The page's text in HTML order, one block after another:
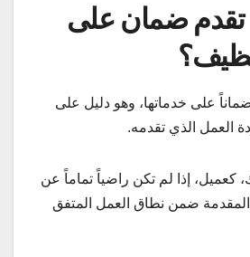
تقدم ضمان على
على خدماتها، وهو دليل على
العمل الذي تقدمه.
كعميل، إذا لم تكن راضياً تماماً عن
ضمن نطاق العمل المتفق